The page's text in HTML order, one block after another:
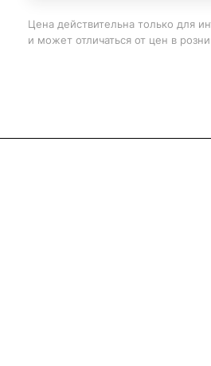
Цена действительна только для
и может отличаться от цен в